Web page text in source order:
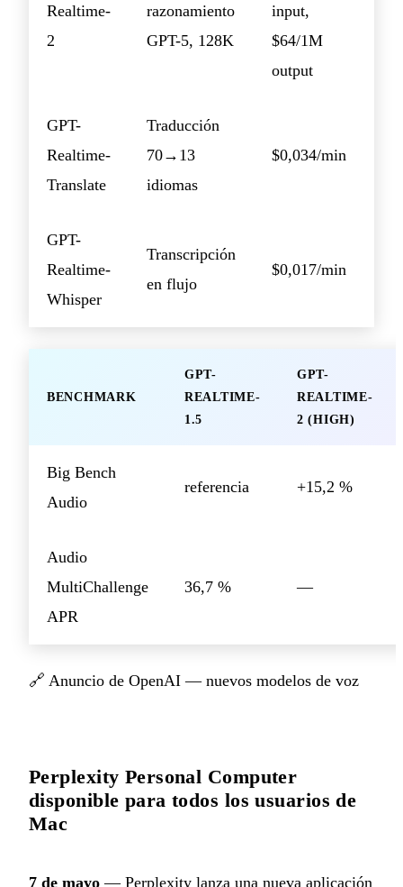
Realtime-
2
razonamiento
GPT-5, 128K
input,
$64/1M
output
GPT-
Realtime-
Translate
Traducción
70→13
idiomas
$0,034/min
GPT-
Realtime-
Whisper
Transcripción
en flujo
$0,017/min
BENCHMARK
GPT-
REALTIME-
1.5
GPT-
REALTIME-
2 (HIGH)
Big Bench
Audio
referencia +15,2 %
Audio
MultiChallenge
APR
36,7 % —
🔗 Anuncio de OpenAI — nuevos modelos de voz
Perplexity Personal Computer
disponible para todos los usuarios de
Mac
7 de mayo — Perplexity lanza una nueva aplicación